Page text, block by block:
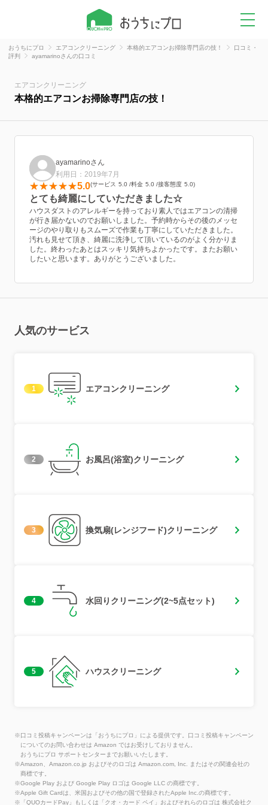
おうちにプロ エアコンクリーニング 本格的エアコンお掃除専門店の技！
口コミ・
評判
ayamarinoさんの口コミ
エアコンクリーニング
本格的エアコンお掃除専門店の技！
ayamarinoさん
利用日：2019年7月
5.0 サービス 5.0 料金 5.0 接客態度 5.0
とても綺麗にしていただきました☆
ハウスダストのアレルギーを持っており素人ではエアコンの清掃
が行き届かないのでお願いしました。予約時からその後のメッセ
ージのやり取りもスムーズで作業も丁寧にしていただきました。
汚れも見せて頂き、綺麗に洗浄して頂いているのがよく分かりま
した。終わったあとはスッキリ気持ちよかったです。またお願い
したいと思います。ありがとうございました。
人気のサービス
1 エアコンクリーニング
2 お風呂(浴室)クリーニング
3 換気扇(レンジフード)クリーニング
4 水回りクリーニング(2~5点セット)
5 ハウスクリーニング
※口コミ投稿キャンペーンは「おうちにプロ」による提供です。口コミ投稿キャンペーン
についてのお問い合わせは Amazon ではお受けしておりません。
おうちにプロ サポートセンターまでお願いいたします。
※Amazon、Amazon.co.jp およびそのロゴは Amazon.com, Inc. またはその関連会社の
商標です。
※Google Play および Google Play ロゴは Google LLC の商標です。
※Apple Gift Cardは、米国およびその他の国で登録されたApple Inc.の商標です。
※「QUOカードPay」もしくは「クオ・カード ペイ」およびそれらのロゴは 株式会社ク